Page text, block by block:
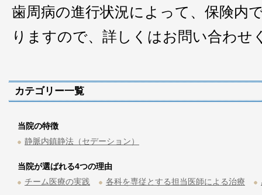
歯周病の進行状況によって、保険内
りますので、詳しくはお問い合わせ
カテゴリー一覧
当院の特徴
静脈内鎮静法（セデーション）
当院が選ばれる4つの理由
チーム医療の実践
各科を専従とする担当医師による治療